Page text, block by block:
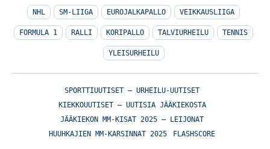
NHL SM-LIIGA EUROJALKAPALLO VEIKKAUSLIIGA
FORMULA 1 RALLI KORIPALLO TALVIURHEILU TENNIS
YLEISURHEILU
SPORTTIUUTISET – URHEILU-UUTISET
KIEKKOUUTISET – UUTISIA JÄÄKIEKOSTA
JÄÄKIEKON MM-KISAT 2025 – LEIJONAT
HUUHKAJIEN MM-KARSINNAT 2025
FLASHSCORE